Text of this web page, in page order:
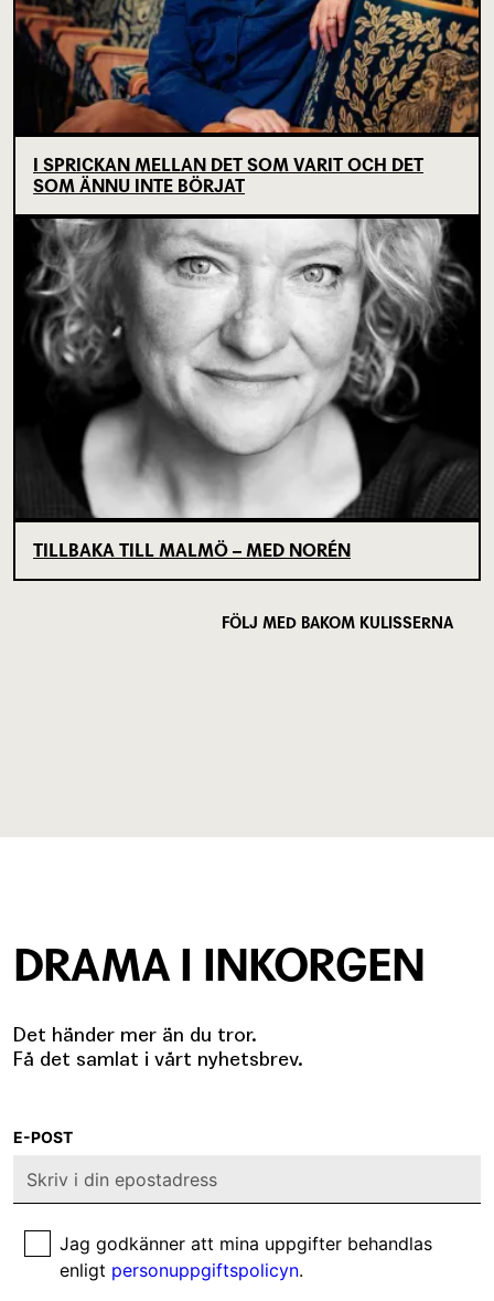
I SPRICKAN MELLAN DET SOM VARIT OCH DET
SOM ÄNNU INTE BÖRJAT
TILLBAKA TILL MALMÖ – MED NORÉN
FÖLJ MED BAKOM KULISSERNA
DRAMA I INKORGEN
Det händer mer än du tror.
Få det samlat i vårt nyhetsbrev.
E-POST
Jag godkänner att mina uppgifter behandlas
enligt personuppgiftspolicyn.